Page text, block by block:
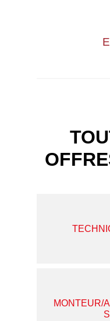
MONTEUR/